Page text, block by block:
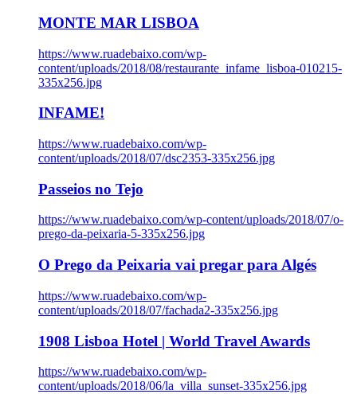
MONTE MAR LISBOA
https://www.ruadebaixo.com/wp-
content/uploads/2018/08/restaurante_infame_lisboa-010215-
335x256.jpg
INFAME!
https://www.ruadebaixo.com/wp-
content/uploads/2018/07/dsc2353-335x256.jpg
Passeios no Tejo
https://www.ruadebaixo.com/wp-content/uploads/2018/07/o-
prego-da-peixaria-5-335x256.jpg
O Prego da Peixaria vai pregar para Algés
https://www.ruadebaixo.com/wp-
content/uploads/2018/07/fachada2-335x256.jpg
1908 Lisboa Hotel | World Travel Awards
https://www.ruadebaixo.com/wp-
content/uploads/2018/06/la_villa_sunset-335x256.jpg